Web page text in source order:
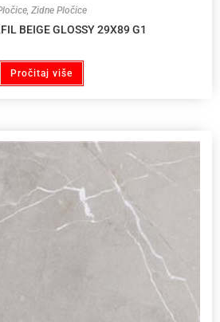
, Zidne Pločice
BEIGE GLOSSY 29X89 G1
Pročitaj više